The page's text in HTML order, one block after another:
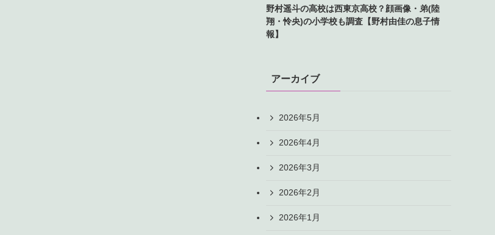
野村遥斗の高校は西東京高校？顔画像・弟(陸
翔・怜央)の小学校も調査【野村由佳の息子情
報】
アーカイブ
2026年5月
2026年4月
2026年3月
2026年2月
2026年1月